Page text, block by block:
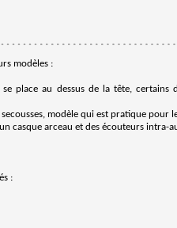
modèles :
se place au dessus de la tête,
modèle qui est pratique pour
casque arceau et des écouteurs
: